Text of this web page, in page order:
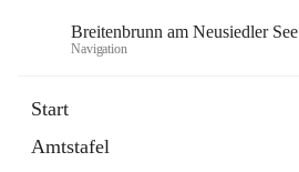
Breitenbrunn am Neusiedler See
Navigation
Start
Amtstafel